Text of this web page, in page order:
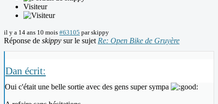
Visiteur
il y a 14 ans 10 mois #63105 parskippy
Réponse de skippy sur le sujet Re: Open Bike de Gruyère
Dan écrit:
Oui c'était une belle sortie avec des gens super sympa